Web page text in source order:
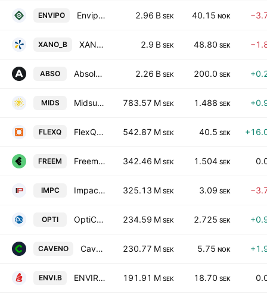
ENVIPO Envipco Holding N.V. 2.96 B SEK 40.15 NOK
XANO_B XANO Industri AB Class B 2.9 B SEK 48.80 SEK
ABSO Absolent Air Care Group AB 2.26 B SEK 200.0 SEK
MIDS Midsummer AB 783.57 M SEK 1.488 SEK
FLEXQ FlexQube AB 542.87 M SEK 40.5 SEK
FREEM Freemelt Holding AB 342.46 M SEK 1.504 SEK
IMPC Impact Coatings AB 325.13 M SEK 3.09 SEK
OPTI OptiCept Technologies AB 234.59 M SEK 2.725 SEK
CAVENO Cavendish Hydrogen ASA 230.77 M SEK 5.75 NOK
ENVI.B ENVIROLOGIC AB 191.91 M SEK 18.70 SEK